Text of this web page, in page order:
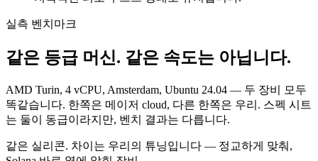
실측 벤치마크
같은 등급 머신. 같은 속도는 아닙니다.
AMD Turin, 4 vCPU, Amsterdam, Ubuntu 24.04 — 두 장비 모두
똑같습니다. 한쪽은 메이저 cloud, 다른 한쪽은 우리. 스펙 시트
는 둘이 동급이라지만, 벤치 결과는 다릅니다.
같은 실리콘. 차이는 우리의 튜닝입니다 — 정교하게 맞춰,